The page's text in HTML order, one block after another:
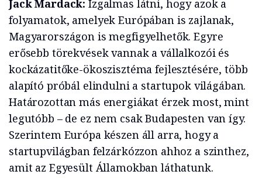
Jack Mardack: Izgalmas látni, hogy azok a
folyamatok, amelyek Európában is zajlanak,
Magyarországon is megfigyelhetők. Egyre
erősebb törekvések vannak a vállalkozói és
kockázatitőke-ökoszisztéma fejlesztésére, több
alapító próbál elindulni a startupok világában.
Határozottan más energiákat érzek most, mint
legutóbb – de ez nem csak Budapesten van így.
Szerintem Európa készen áll arra, hogy a
startupvilágban felzárkózzon ahhoz a szinthez,
amit az Egyesült Államokban láthatunk.